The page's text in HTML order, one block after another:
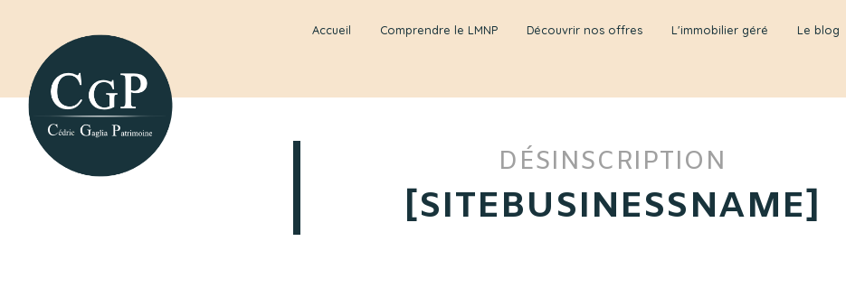
Accueil Comprendre le LMNP Découvrir nos offres L'immobilier géré Le blog
DÉSINSCRIPTION
[SITEBUSINESSNAME]